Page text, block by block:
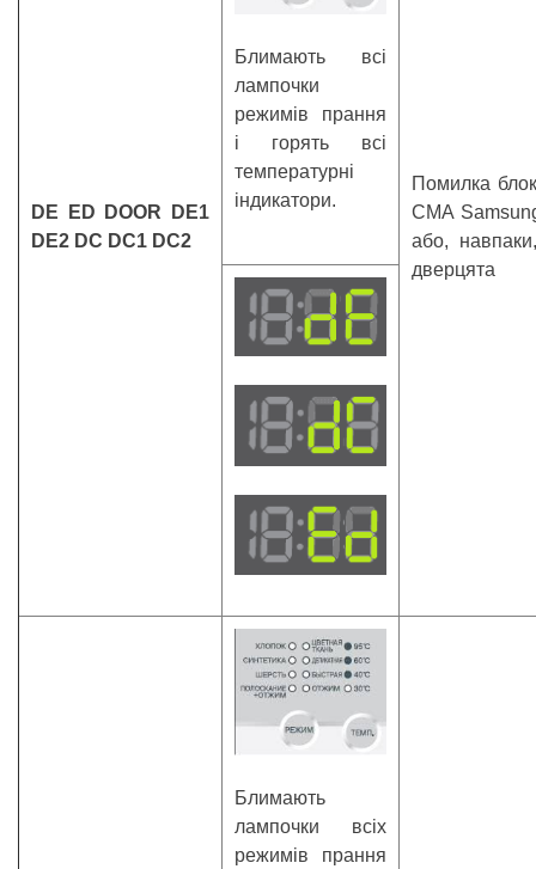
DE ED DOOR DE1
DE2 DC DC1 DC2
Блимають всі
лампочки
режимів прання
і горять всі
температурні
індикатори.
Помилка
СМА
або,
дверцята
Блимають
лампочки всіх
режимів прання